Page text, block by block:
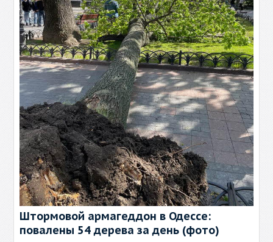
Штормовой армагеддон в Одессе:
повалены 54 дерева за день (фото)